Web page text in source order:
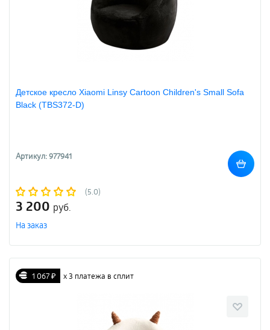
Детское кресло Xiaomi Linsy Cartoon Children's Small Sofa
Black (TBS372-D)
Артикул: 977941
(5.0)
3 200 руб.
На заказ
1 067 ₽ х 3 платежа в сплит